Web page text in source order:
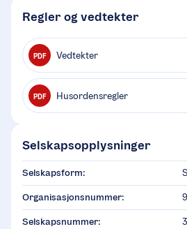
Regler og vedtekter
PDF Vedtekter
PDF Husordensregler
Selskapsopplysninger
Selskapsform:
Organisasjonsnummer:
Selskapsnummer: